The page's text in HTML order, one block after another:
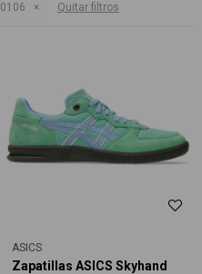
Quitar filtros
ASICS
Zapatillas ASICS Skyhand